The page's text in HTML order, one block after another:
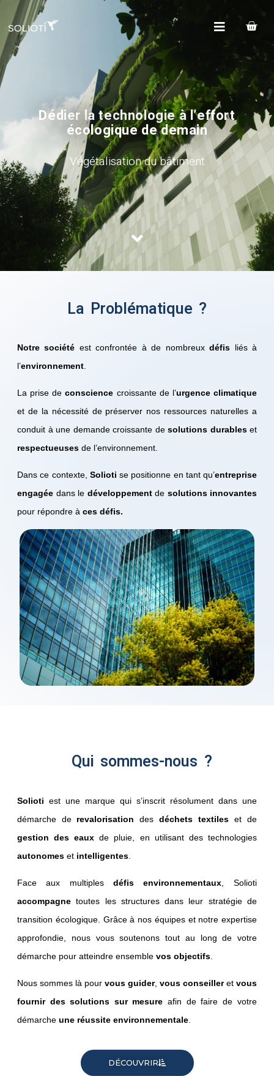
Dédier la technologie à l’effort
écologique de demain
Végétalisation du bâtiment
La Problématique ?
Notre société est confrontée à de nombreuxdéfis liés à
l’environnement
La prise deconscience croissante de l’urgence climatique
et de la nécessité de préserver nos ressources naturelles a
conduit à une demande croissante de solutions durableset
respectueuses de l’environnement.
Dans ce contexte, Solioti se positionne en tant qu’entreprise
engagée dans le développementde solutions innovantes
pour répondre à ces défis.
Qui sommes-nous ?
Solioti est une marque qui s’inscrit résolument dans une
démarche de revalorisation des déchets textiles et de
gestion des eaux de pluie, en utilisant des technologies
autonomes et intelligentes
Face aux multiples défis environnementaux , Solioti
accompagne toutes les structures dans leur stratégie de
transition écologique. Grâce à nos équipes et notre expertise
approfondie, nous vous soutenons tout au long de votre
démarche pour atteindre ensemble vos objectifs
Nous sommes là pour vous guider, vous conseilleret vous
fournir des solutions sur mesure afin de faire de votre
démarche une réussite environnementale
DÉCOUVRIR